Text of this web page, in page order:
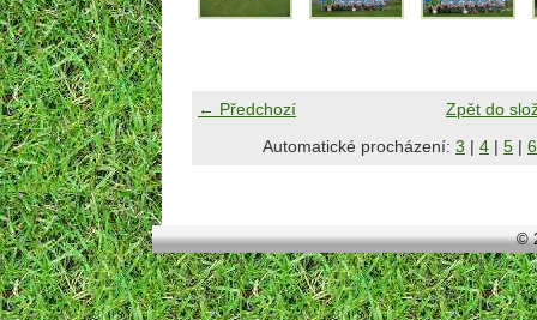
← Předchozí
Zpět do
Automatické procházení: 3 | 4 | 5 | 6
©